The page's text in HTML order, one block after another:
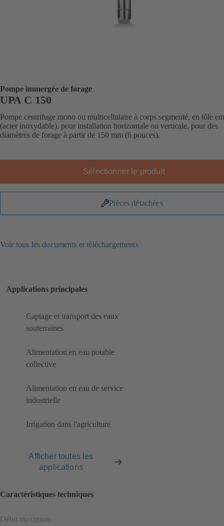
Pompe immergée de forage
UPA C 150
Pompe centrifuge mono ou multicellulaire à corps segmenté, en tôle
(acier inoxydable), pour installation horizontale ou verticale, pour des
diamètres de forage à partir de 150 mm (6 pouces).
Sélectionner le produit
Pièces détachées
Voir tous les documents et téléchargements
Applications principales
Captage et transport des eaux
souterraines
Alimentation en eau potable
collective
Alimentation en eau de service
industrielle
Irrigation dans l'agriculture
Afficher toutes les
applications
Caractéristiques techniques
Débit maximum